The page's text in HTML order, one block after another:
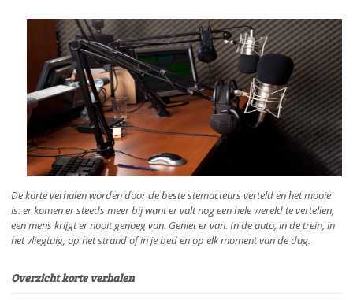
De korte verhalen worden door de beste stemacteurs verteld en het mooie
is: er komen er steeds meer bij want er valt nog een hele wereld te vertellen,
een mens krijgt er nooit genoeg van. Geniet er van. In de auto, in de trein, in
het vliegtuig, op het strand of in je bed en op elk moment van de dag.
Overzicht korte verhalen